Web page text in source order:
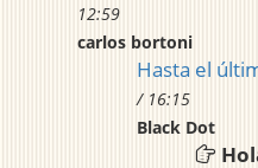
12:59
carlos bortoni
Hasta el
/ 16:15
Black Dot